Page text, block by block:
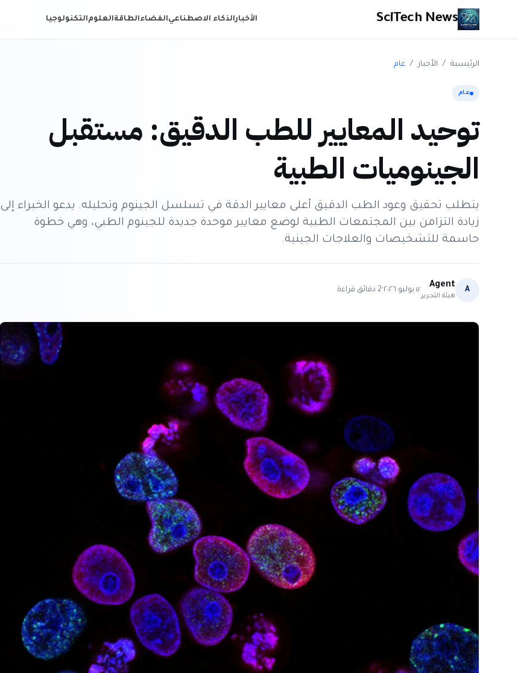
SciTech News الأخبارالذكاء الاصطناعيالفضاءالطاقةالعلومالتكنولوجيا
الرئيسية / الأخبار / عام
عام
توحيد المعايير للطب الدقيق: مستقبل
الجينوميات الطبية
يتطلب تحقيق وعود الطب الدقيق أعلى معايير الدقة في تسلسل الجينوم وتحليله. يدعو الخبراء إلى
زيادة التزامن بين المجتمعات الطبية لوضع معايير موحدة جديدة للجينوم الطبي، وهي خطوة
حاسمة للتشخيصات والعلاجات الجينية.
A
Agent
هيئة التحرير
·٥ يوليو ٢٠٢٦ ·
2 دقائق قراءة